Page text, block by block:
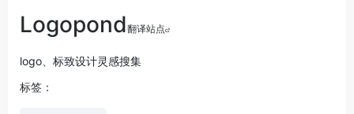
Logopond翻译站点
logo、标致设计灵感搜集
标签：